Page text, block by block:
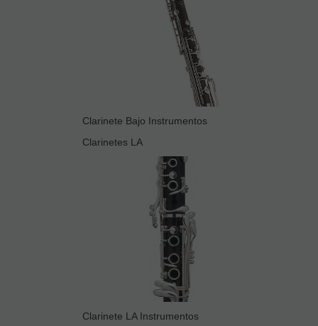
Clarinete Bajo Instrumentos
Clarinetes LA
Clarinete LA Instrumentos